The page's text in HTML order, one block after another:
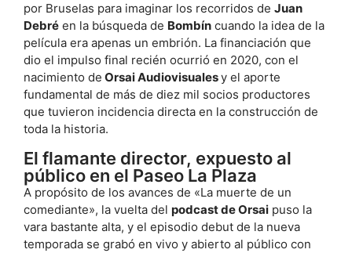
por Bruselas para imaginar los recorridos de Juan
Debré en la búsqueda de Bombín cuando la idea de la
película era apenas un embrión. La financiación que
dio el impulso final recién ocurrió en 2020, con el
nacimiento de Orsai Audiovisualesy el aporte
fundamental de más de diez mil socios productores
que tuvieron incidencia directa en la construcción de
toda la historia.
El flamante director, expuesto al
público en el Paseo La Plaza
A propósito de los avances de «La muerte de un
comediante», la vuelta del podcast de Orsai puso la
vara bastante alta, y el episodio debut de la nueva
temporada se grabó en vivo y abierto al público con